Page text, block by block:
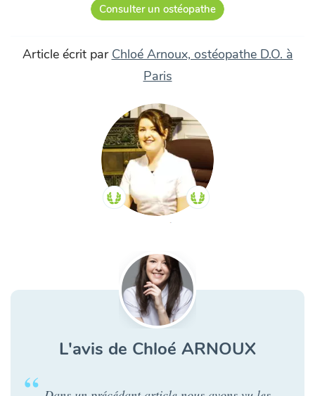
Consulter un ostéopathe
Article écrit par Chloé Arnoux, ostéopathe D.O. à
Paris
L'avis de Chloé ARNOUX